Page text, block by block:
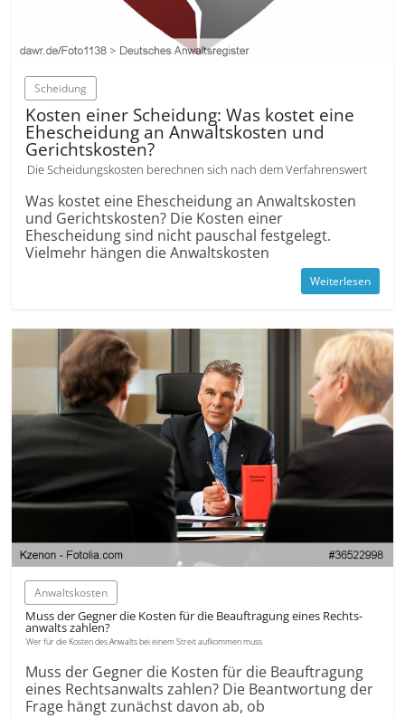
Scheidung
Kosten einer Scheidung: Was kostet eine
Ehescheidung an Anwaltskosten und
Gerichtskosten?
Die Scheidungskosten berechnen sich nach dem Verfahrenswert
Was kostet eine Ehescheidung an Anwaltskosten
und Gerichtskosten? Die Kosten einer
Ehescheidung sind nicht pauschal festgelegt.
Vielmehr hängen die Anwaltskosten
Weiterlesen
Anwaltskosten
Muss der Gegner die Kosten für die Beauftragung eines Rechts­
anwalts zahlen?
Wer für die Kosten des Anwalts bei einem Streit aufkommen muss
Muss der Gegner die Kosten für die Beauftragung
eines Rechts­anwalts zahlen? Die Beantwortung der
Frage hängt zunächst davon ab, ob